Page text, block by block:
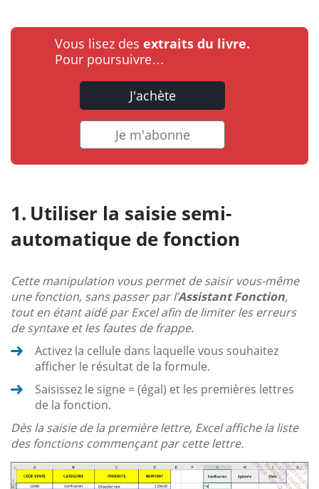
Vous lisez des extraits du livre.
Pour poursuivre…
J'achète
Je m'abonne
Utiliser la saisie semi-
automatique de fonction
Cette manipulation vous permet de saisir vous-même
une fonction, sans passer par l’Assistant Fonction,
tout en étant aidé par Excel afin de limiter les erreurs
de syntaxe et les fautes de frappe.
Activez la cellule dans laquelle vous souhaitez
afficher le résultat de la formule.
Saisissez le signe = (égal) et les premières lettres
de la fonction.
Dès la saisie de la première lettre, Excel affiche la liste
des fonctions commençant par cette lettre.